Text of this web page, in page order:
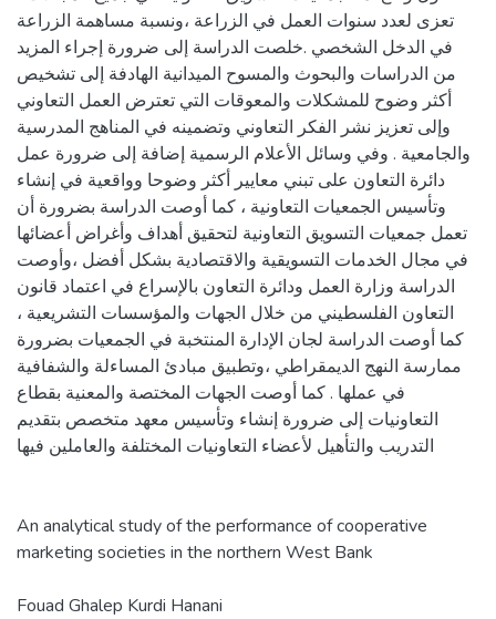
تعزى لعدد سنوات العمل في الزراعة ،ونسبة مساهمة الزراعة
في الدخل الشخصي .خلصت الدراسة إلى ضرورة إجراء المزيد
من الدراسات والبحوث والمسوح الميدانية الهادفة إلى تشخيص
أكثر وضوح للمشكلات والمعوقات التي تعترض العمل التعاوني
وإلى تعزيز نشر الفكر التعاوني وتضمينه في المناهج المدرسية
والجامعية . وفي وسائل الأعلام الرسمية إضافة إلى ضرورة عمل
دائرة التعاون على تبني معايير أكثر وضوحا وواقعية في إنشاء
وتأسيس الجمعيات التعاونية ، كما أوصت الدراسة بضرورة أن
تعمل جمعيات التسويق التعاونية لتحقيق أهداف وأغراض أعضائها
في مجال الخدمات التسويقية والاقتصادية بشكل أفضل ،وأوصت
الدراسة وزارة العمل ودائرة التعاون بالإسراع في اعتماد قانون
التعاون الفلسطيني من خلال الجهات والمؤسسات التشريعية ،
كما أوصت الدراسة لجان الإدارة المنتخبة في الجمعيات بضرورة
ممارسة النهج الديمقراطي ،وتطبيق مبادئ المساءلة والشفافية
في عملها . كما أوصت الجهات المختصة والمعنية بقطاع
التعاونيات إلى ضرورة إنشاء وتأسيس معهد متخصص بتقديم
التدريب والتأهيل لأعضاء التعاونيات المختلفة والعاملين فيها
An analytical study of the performance of cooperative
marketing societies in the northern West Bank
Fouad Ghalep Kurdi Hanani